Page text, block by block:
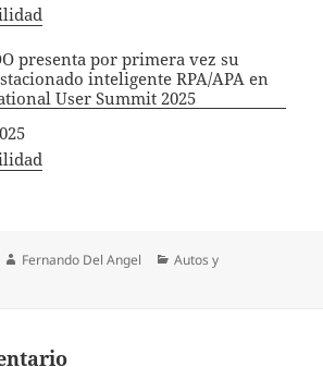
presenta por primera vez su
inteligente RPA/APA en
User Summit 2025
Autor
Fernando Del Angel Categorías
Autos y